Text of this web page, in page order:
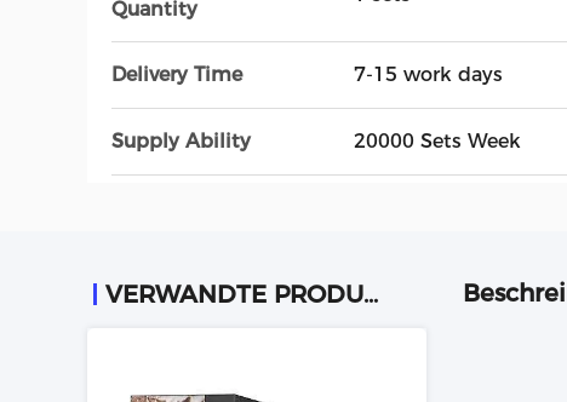
Quantity
Delivery Time 7-15 work days
Supply Ability 20000 Sets Week
VERWANDTE PRODUKTE